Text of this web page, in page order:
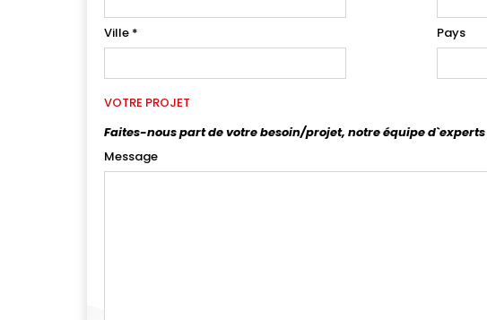
Ville * Pays
VOTRE PROJET
Faites-nous part de votre besoin/projet, notre équipe
Message